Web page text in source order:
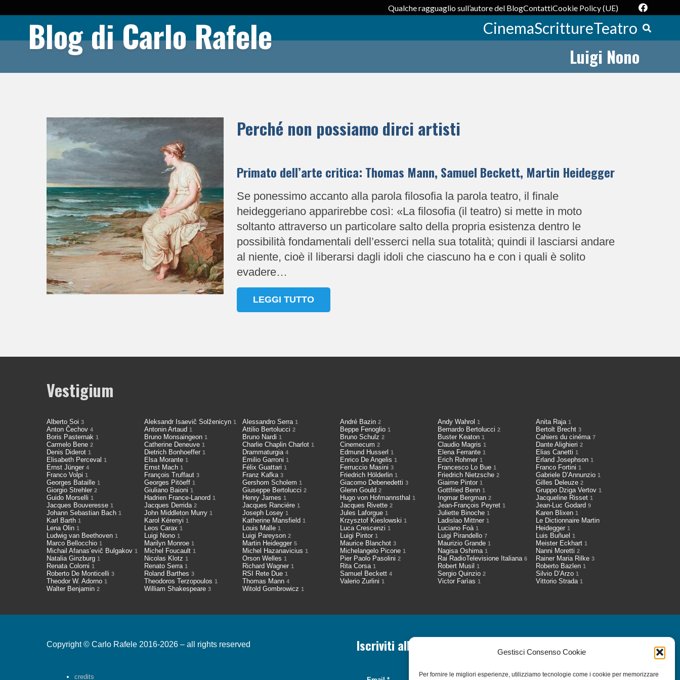
Gestisci Consenso Cookie
Per fornire le migliori esperienze, utilizziamo tecnologie come i cookie per memorizzare
Qualche ragguaglio sull’autore del BlogContattiCookie Policy (UE)
Blog di Carlo Rafele CinemaScrittureTeatro
Luigi Nono
Perché non possiamo dirci artisti
Primato dell’arte critica: Thomas Mann, Samuel Beckett, Martin Heidegger
Se ponessimo accanto alla parola filosofia la parola teatro, il finale
heideggeriano apparirebbe così: «La filosofia (il teatro) si mette in moto
soltanto attraverso un particolare salto della propria esistenza dentro le
possibilità fondamentali dell’esserci nella sua totalità; quindi il lasciarsi andare
al niente, cioè il liberarsi dagli idoli che ciascuno ha e con i quali è solito
evadere…
LEGGI TUTTO
Vestigium
Alberto Soi 3 Aleksandr Isaevič Solženicyn1 Alessandro Serra 1 André Bazin 2 Andy Wahrol1 Anita Raja 1
Anton Čechov 4 Antonin Artaud1 Attilio Bertolucci 2 Beppe Fenoglio 1 Bernardo Bertolucci2 Bertolt Brecht 3
Boris Pasternak 1 Bruno Monsaingeon1 Bruno Nardi 1 Bruno Schulz 2 Buster Keaton1 Cahiers du cinéma 7
Carmelo Bene 2 Catherine Deneuve1 Charlie Chaplin Charlot 1 Cinemecum 2 Claudio Magris1 Dante Alighieri 2
Denis Diderot 1 Dietrich Bonhoeffer1 Drammaturgia 4 Edmund Husserl 1 Elena Ferrante1 Elias Canetti 1
Elisabeth Perceval 1 Elsa Morante1 Emilio Garroni 1 Enrico De Angelis 1 Erich Rohmer1 Erland Josephson 1
Ernst Jünger 4 Ernst Mach1 Félix Guattari 1 Ferruccio Masini 3 Francesco Lo Bue1 Franco Fortini 1
Franco Volpi 1 François Truffaut3 Franz Kafka 3 Friedrich Hölderlin 1 Friedrich Nietzsche2 Gabriele D’Annunzio 1
Georges Bataille 1 Georges Pitöeff1 Gershom Scholem 1 Giacomo Debenedetti 3 Giaime Pintor1 Gilles Deleuze 2
Giorgio Strehler 2 Giuliano Baioni1 Giuseppe Bertolucci 2 Glenn Gould 2 Gottfried Benn1 Gruppo Dziga Vertov 1
Guido Morselli 1 Hadrien France-Lanord1 Henry James 1 Hugo von Hofmannsthal 1 Ingmar Bergman2 Jacqueline Risset 1
Jacques Bouveresse 1 Jacques Derrida2 Jacques Ranciére 1 Jacques Rivette 2 Jean-François Peyret1 Jean-Luc Godard 9
Johann Sebastian Bach 1 John Middleton Murry1 Joseph Losey 1 Jules Laforgue 1 Juliette Binoche1 Karen Blixen 1
Karl Barth 1 Karol Kérenyi1 Katherine Mansfield 1 Krzysztof Kieslowski 1 Ladislao Mittner1
Le Dictionnaire Martin
Heidegger 1
Lena Olin 1 Leos Carax1 Louis Malle 1 Luca Crescenzi 1 Luciano Foà1
Ludwig van Beethoven 1 Luigi Nono1 Luigi Pareyson 2 Luigi Pintor 1 Luigi Pirandello7 Luis Buñuel 1
Marco Bellocchio 1 Marilyn Monroe1 Martin Heidegger 5 Maurice Blanchot 3 Maurizio Grande1 Meister Eckhart 1
Michail Afanas’evič Bulgakov 1 Michel Foucault1 Michel Hazanavicius 1 Michelangelo Picone 1 Nagisa Oshima1 Nanni Moretti 2
Natalia Ginzburg 1 Nicolas Klotz1 Orson Welles 1 Pier Paolo Pasolini 2 Rai RadioTelevisione Italiana6 Rainer Maria Rilke 3
Renata Colorni 1 Renato Serra1 Richard Wagner 1 Rita Corsa 1 Robert Musil1 Roberto Bazlen 1
Roberto De Monticelli 3 Roland Barthes3 RSI Rete Due 1 Samuel Beckett 4 Sergio Quinzio2 Silvio D’Arzo 1
Theodor W. Adorno 1 Theodoros Terzopoulos1 Thomas Mann 4 Valerio Zurlini 1 Victor Farìas1 Vittorio Strada 1
Walter Benjamin 2 William Shakespeare3 Witold Gombrowicz 1
Copyright © Carlo Rafele 2016-2026 – all rights reserved
credits
Iscriviti alla nostra Newsletter